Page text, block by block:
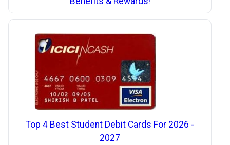
Top 4 Best Student Debit Cards For 2026 -
2027